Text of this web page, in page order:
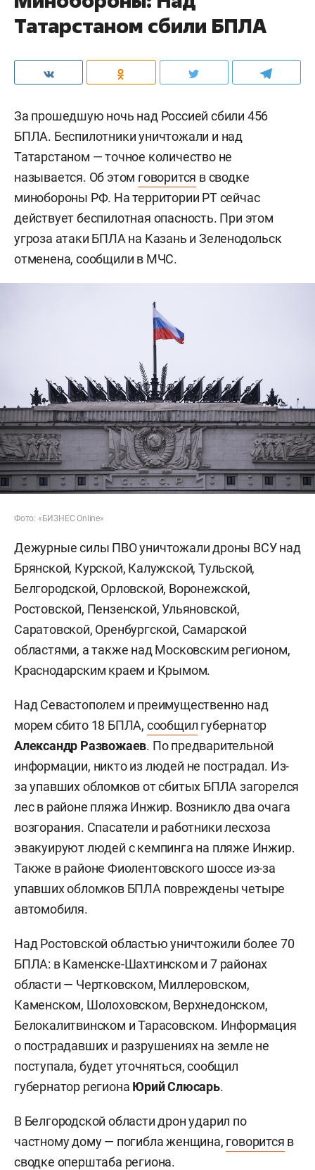
Татарстаном сбили БПЛА
За прошедшую ночь над Россией сбили 456
БПЛА. Беспилотники уничтожали и над
Татарстаном — точное количество не
называется. Об этом говорится в сводке
минобороны РФ. На территории РТ сейчас
действует беспилотная опасность. При этом
угроза атаки БПЛА на Казань и Зеленодольск
отменена, сообщили в МЧС.
Фото: «БИЗНЕС Online»
Дежурные силы ПВО уничтожали дроны ВСУ над
Брянской, Курской, Калужской, Тульской,
Белгородской, Орловской, Воронежской,
Ростовской, Пензенской, Ульяновской,
Саратовской, Оренбургской, Самарской
областями, а также над Московским регионом,
Краснодарским краем и Крымом.
Над Севастополем и преимущественно над
морем сбито 18 БПЛА, сообщил губернатор
Александр Развожаев. По предварительной
информации, никто из людей не пострадал. Из-
за упавших обломков от сбитых БПЛА загорелся
лес в районе пляжа Инжир. Возникло два очага
возгорания. Спасатели и работники лесхоза
эвакуируют людей с кемпинга на пляже Инжир.
Также в районе Фиолентовского шоссе из-за
упавших обломков БПЛА повреждены четыре
автомобиля.
Над Ростовской областью уничтожили более 70
БПЛА: в Каменске-Шахтинском и 7 районах
области — Чертковском, Миллеровском,
Каменском, Шолоховском, Верхнедонском,
Белокалитвинском и Тарасовском. Информация
о пострадавших и разрушениях на земле не
поступала, будет уточняться, сообщил
губернатор региона Юрий Слюсарь.
В Белгородской области дрон ударил по
частному дому — погибла женщина, говорится в
сводке оперштаба региона.